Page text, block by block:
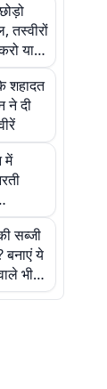
या
शहादत
ने दी
में
में करें
सब्जी
बनाएं ये
भी